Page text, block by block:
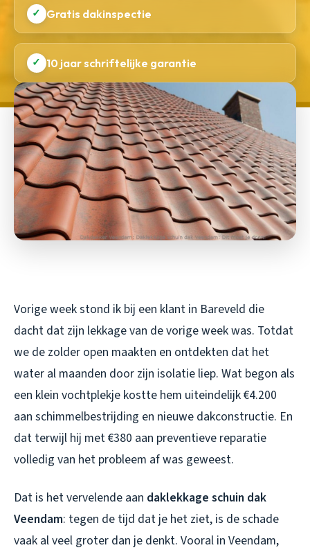
✓ Gratis dakinspectie
✓ 10 jaar schriftelijke garantie
Vorige week stond ik bij een klant in Bareveld die
dacht dat zijn lekkage van de vorige week was. Totdat
we de zolder open maakten en ontdekten dat het
water al maanden door zijn isolatie liep. Wat begon als
een klein vochtplekje kostte hem uiteindelijk €4.200
aan schimmelbestrijding en nieuwe dakconstructie. En
dat terwijl hij met €380 aan preventieve reparatie
volledig van het probleem af was geweest.
Dat is het vervelende aan daklekkage schuin dak
Veendam: tegen de tijd dat je het ziet, is de schade
vaak al veel groter dan je denkt. Vooral in Veendam,